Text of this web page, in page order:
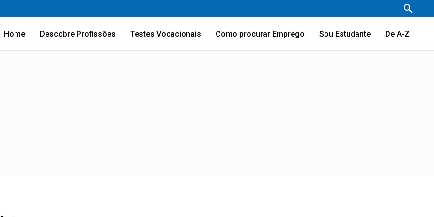
Home Descobre Profissões Testes Vocacionais Como procurar Emprego Sou Estudante De A-Z